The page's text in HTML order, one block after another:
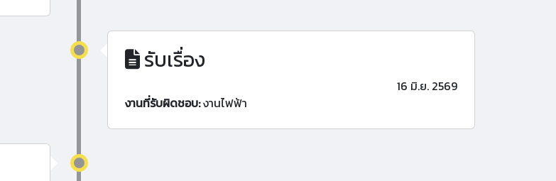
รับเรื่อง
16 มิ.ย. 2569
งานที่รับผิดชอบ:งานไฟฟ้า